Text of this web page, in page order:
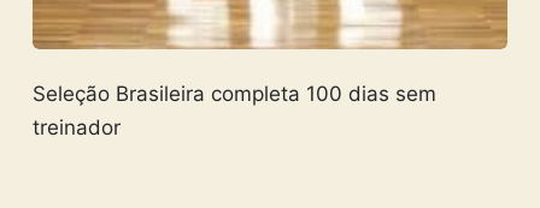
Seleção Brasileira completa 100 dias sem
treinador